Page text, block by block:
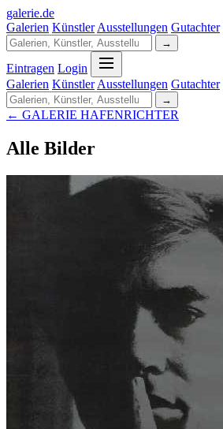
galerie.de
Galerien Künstler Ausstellungen Gutachter
→
Eintragen Login
Galerien Künstler Ausstellungen Gutachter
→
← GALERIE HAFENRICHTER
Alle Bilder